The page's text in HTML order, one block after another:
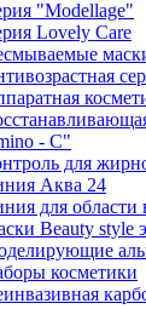
"Modellage"
Lovely Care
- C"
для
Аква 24
для области
Beauty style
косметики